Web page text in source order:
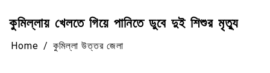
কুমিল্লায় খেলতে গিয়ে পানিতে ডুবে দুই শিশুর মৃত্যু
Home কুমিল্লা উত্তর জেলা